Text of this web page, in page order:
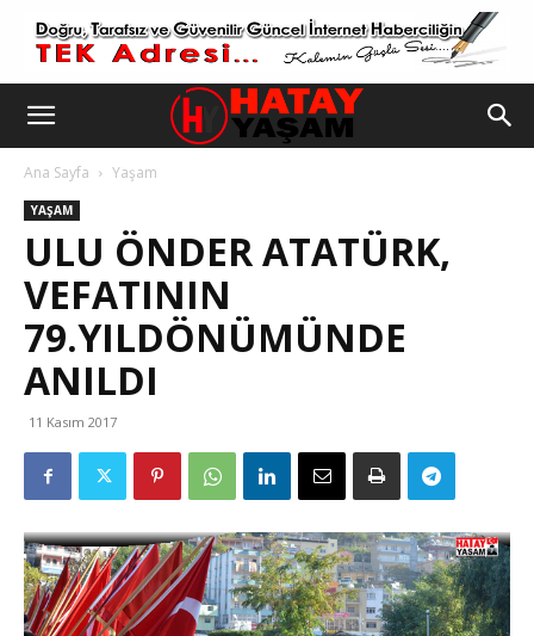
Ana Sayfa Yaşam
YAŞAM
ULU ÖNDER ATATÜRK,
VEFATININ
79.YILDÖNÜMÜNDE
ANILDI
11 Kasım 2017